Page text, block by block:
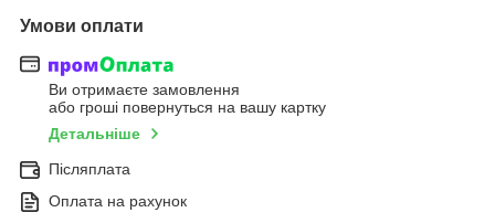
Умови оплати
Ви отримаєте замовлення
або гроші повернуться на вашу картку
Детальніше
Післяплата
Оплата на рахунок